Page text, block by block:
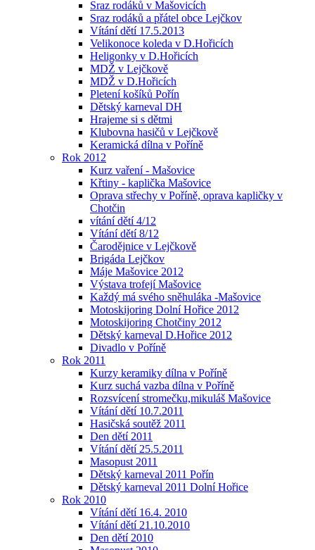
Sraz rodáků v Mašovicích
Sraz rodáků a přátel obce Lejčkov
Vítání dětí 17.5.2013
Velikonoce koleda v D.Hořicích
Heligonky v D.Hořicích
MDŽ v Lejčkově
MDŽ v D.Hořicích
Pletení košíků Pořín
Dětský karneval DH
Hrajeme si s dětmi
Klubovna hasičů v Lejčkově
Keramická dílna v Poříně
Rok 2012
Kurz vaření - Mašovice
Křtiny - kaplička Mašovice
Oprava střechy v Poříně, oprava kapličky v
Chotčin
vítání dětí 4/12
Vítání dětí 8/12
Čarodějnice v Lejčkově
Brigáda Lejčkov
Máje Mašovice 2012
Výstava trofejí Mašovice
Každý má svého sněhuláka -Mašovice
Motoskijoring Dolní Hořice 2012
Motoskijoring Chotčiny 2012
Dětský karneval D.Hořice 2012
Divadlo v Poříně
Rok 2011
Kurzy keramiky dílna v Poříně
Kurz suchá vazba dílna v Poříně
Rozsvícení stromečku,mikuláš Mašovice
Vítání dětí 10.7.2011
Hasičská soutěž 2011
Den dětí 2011
Vítání dětí 25.5.2011
Masopust 2011
Dětský karneval 2011 Pořín
Dětský karneval 2011 Dolní Hořice
Rok 2010
Vítání dětí 16.4. 2010
Vítání dětí 21.10.2010
Den dětí 2010